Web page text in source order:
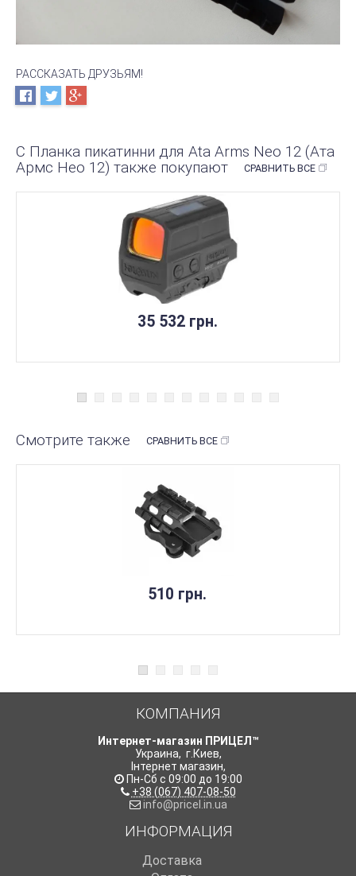
РАССКАЗАТЬ ДРУЗЬЯМ!
С Планка пикатинни для Ata Arms Neo 12 (Ата
Армс Нео 12) также покупают
СРАВНИТЬ ВСЕ
35 532 грн.
Смотрите также СРАВНИТЬ ВСЕ
510 грн.
КОМПАНИЯ
Интернет-магазин ПРИЦЕЛ™
Украина, г.Киев,
Інтернет магазин,
Пн-Сб с 09:00 до 19:00
+38 (067) 407-08-50
info@pricel.in.ua
ИНФОРМАЦИЯ
Доставка